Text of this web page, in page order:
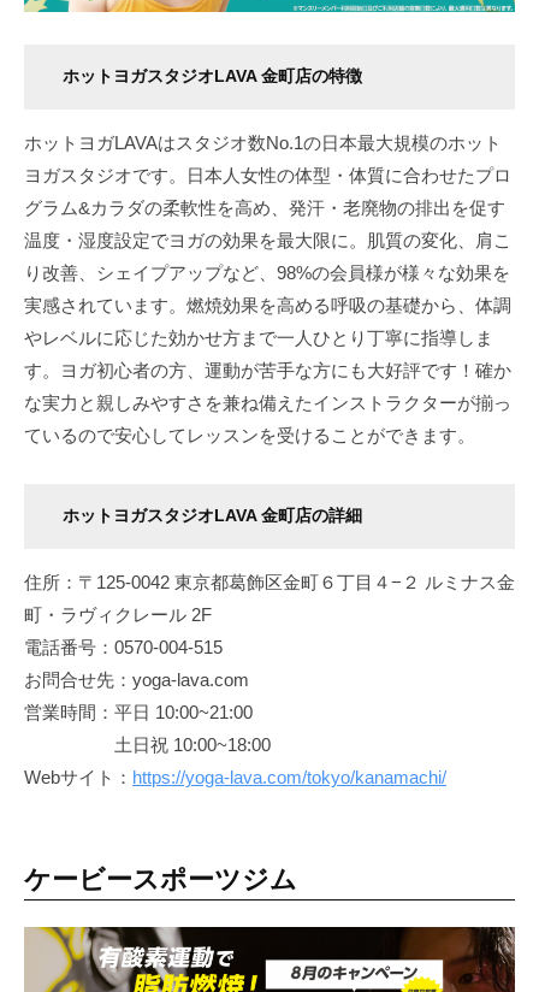
ホットヨガスタジオLAVA 金町店の特徴
ホットヨガLAVAはスタジオ数No.1の日本最大規模のホット
ヨガスタジオです。日本人女性の体型・体質に合わせたプロ
グラム&カラダの柔軟性を高め、発汗・老廃物の排出を促す
温度・湿度設定でヨガの効果を最大限に。肌質の変化、肩こ
り改善、シェイプアップなど、98%の会員様が様々な効果を
実感されています。燃焼効果を高める呼吸の基礎から、体調
やレベルに応じた効かせ方まで一人ひとり丁寧に指導しま
す。ヨガ初心者の方、運動が苦手な方にも大好評です！確か
な実力と親しみやすさを兼ね備えたインストラクターが揃っ
ているので安心してレッスンを受けることができます。
ホットヨガスタジオLAVA 金町店の詳細
住所：〒125-0042 東京都葛飾区金町６丁目４−２ ルミナス金
町・ラヴィクレール 2F
電話番号：0570-004-515
お問合せ先：yoga-lava.com
営業時間：平日 10:00~21:00
土日祝 10:00~18:00
Webサイト： https://yoga-lava.com/tokyo/kanamachi/
ケービースポーツジム